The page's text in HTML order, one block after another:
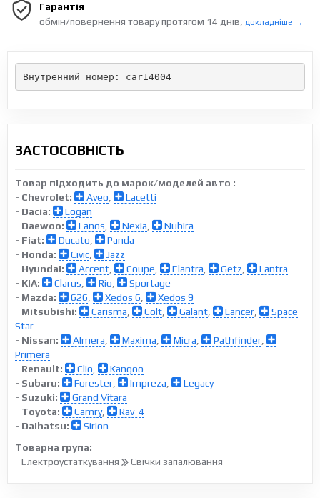
Гарантія
обмін/повернення товару протягом 14 днів,
докладніше →
Внутренний номер: car14004
ЗАСТОСОВНІСТЬ
Товар підходить до марок/моделей авто :
- Chevrolet: Aveo
Lacetti
- Dacia:
Logan
- Daewoo: Lanos Nexia
Nubira
- Fiat: Ducato
Panda
- Honda: Civic
Jazz
- Hyundai: Accent Coupe Elantra Getz
Lantra
- KIA: Clarus Rio
Sportage
- Mazda: 626 Xedos 6
Xedos 9
- Mitsubishi: Carisma Colt Galant Lancer
Space
Star
- Nissan: Almera Maxima Micra Pathfinder
Primera
- Renault: Clio
Kangoo
- Subaru: Forester Impreza
Legacy
- Suzuki:
Grand Vitara
- Toyota: Camry,
Rav-4
- Daihatsu:
Sirion
Товарна група:
- Електроустаткування
Свічки запалювання